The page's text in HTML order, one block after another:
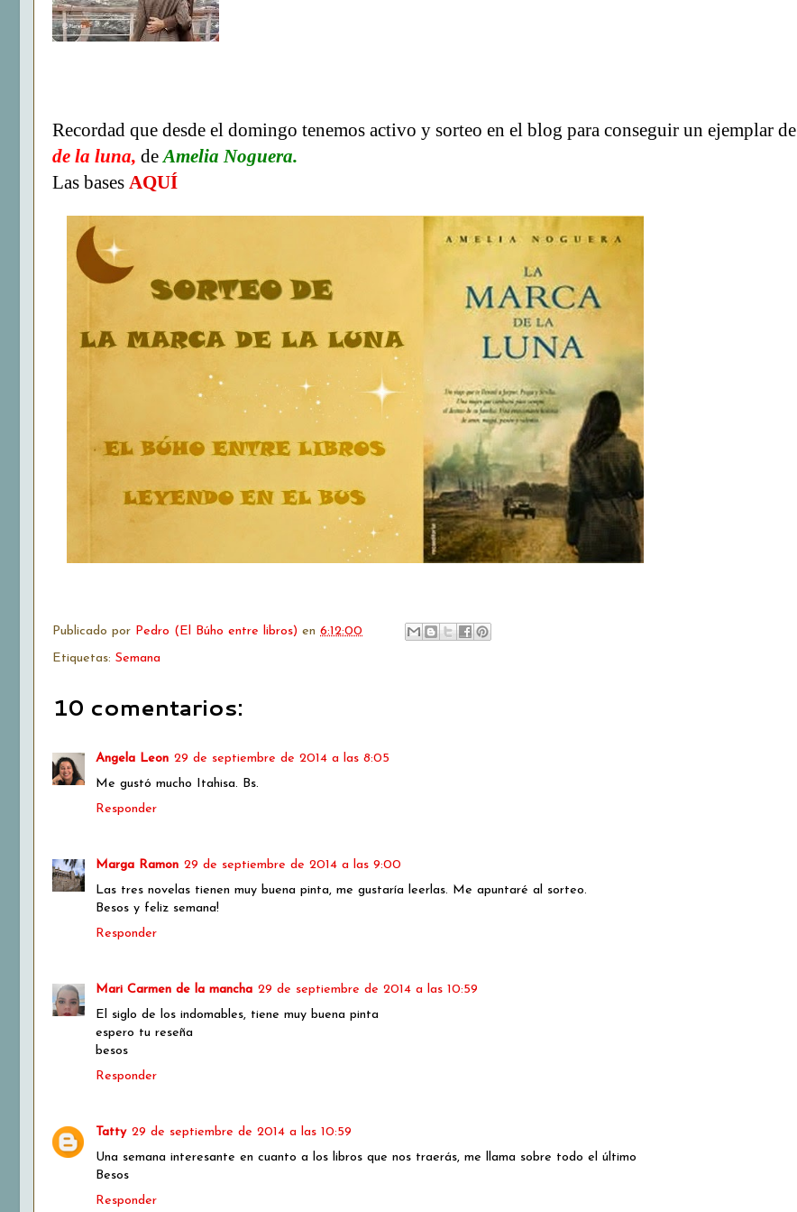
Recordad que desde el domingo tenemos activo y sorteo en el blog para conseguir un ejemplar de
de la luna, deAmelia Noguera.
Las bases AQUÍ
Publicado por Pedro (El Búho entre libros) en 6:12:00
Etiquetas: Semana
10 comentarios:
Angela Leon 29 de septiembre de 2014 a las 8:05
Me gustó mucho Itahisa. Bs.
Responder
Marga Ramon 29 de septiembre de 2014 a las 9:00
Las tres novelas tienen muy buena pinta, me gustaría leerlas. Me apuntaré al sorteo.
Besos y feliz semana!
Responder
Mari Carmen de la mancha 29 de septiembre de 2014 a las 10:59
El siglo de los indomables, tiene muy buena pinta
espero tu reseña
besos
Responder
Tatty 29 de septiembre de 2014 a las 10:59
Una semana interesante en cuanto a los libros que nos traerás, me llama sobre todo el último
Besos
Responder